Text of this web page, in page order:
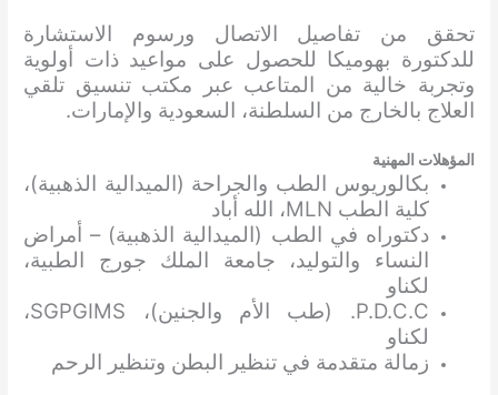
تحقق من تفاصيل الاتصال ورسوم الاستشارة
للدكتورة بهوميكا للحصول على مواعيد ذات أولوية
وتجربة خالية من المتاعب عبر مكتب تنسيق تلقي
العلاج بالخارج من السلطنة، السعودية والإمارات.
المؤهلات المهنية
بكالوريوس الطب والجراحة (الميدالية الذهبية)،
كلية الطب MLN، الله أباد
دكتوراه في الطب (الميدالية الذهبية) – أمراض
النساء والتوليد، جامعة الملك جورج الطبية،
لكناو
P.D.C.C. (طب الأم والجنين)، SGPGIMS،
لكناو
زمالة متقدمة في تنظير البطن وتنظير الرحم